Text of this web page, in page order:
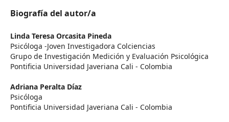
Biografía del autor/a
Linda Teresa Orcasita Pineda
Psicóloga -Joven Investigadora Colciencias
Grupo de Investigación Medición y Evaluación Psicológica
Pontificia Universidad Javeriana Cali - Colombia
Adriana Peralta Díaz
Psicóloga
Pontificia Universidad Javeriana Cali - Colombia